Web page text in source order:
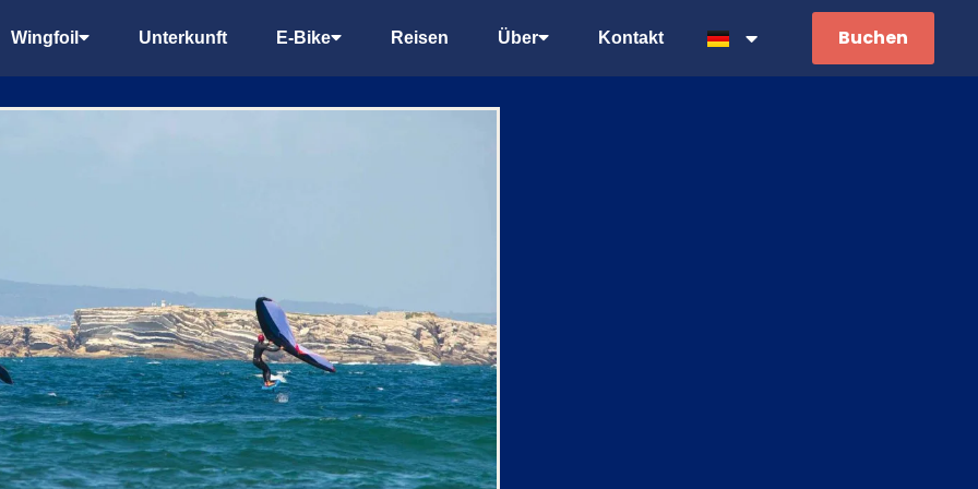
Wingfoil Unterkunft E-Bike Reisen Über Kontakt Buchen